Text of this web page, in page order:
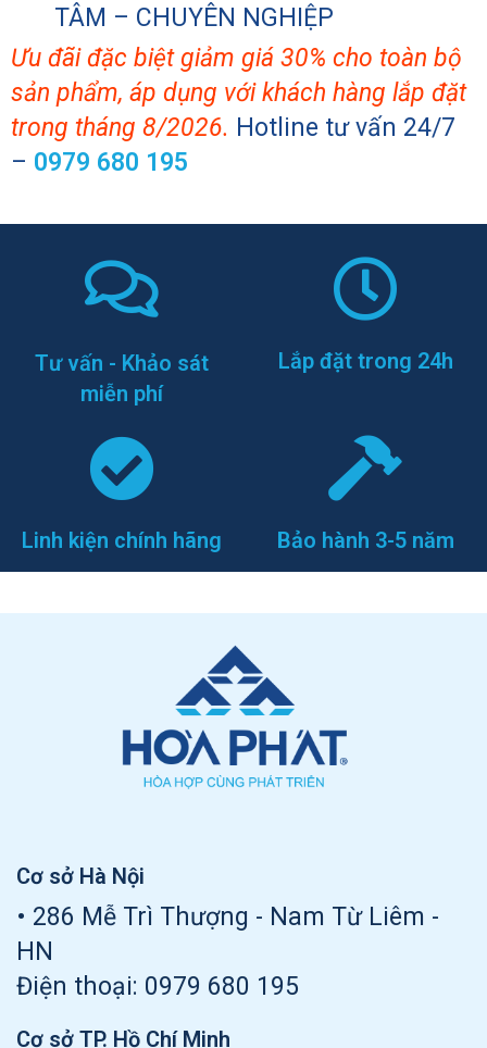
TÂM – CHUYÊN NGHIỆP
Ưu đãi đặc biệt giảm giá 30% cho toàn bộ
sản phẩm, áp dụng với khách hàng lắp đặt
trong tháng 8/2026. Hotline tư vấn 24/7
– 0979 680 195
Tư vấn - Khảo sát
miễn phí
Lắp đặt trong 24h
Linh kiện chính hãng Bảo hành 3-5 năm
Cơ sở Hà Nội
• 286 Mễ Trì Thượng - Nam Từ Liêm -
HN
Điện thoại: 0979 680 195
Cơ sở TP. Hồ Chí Minh